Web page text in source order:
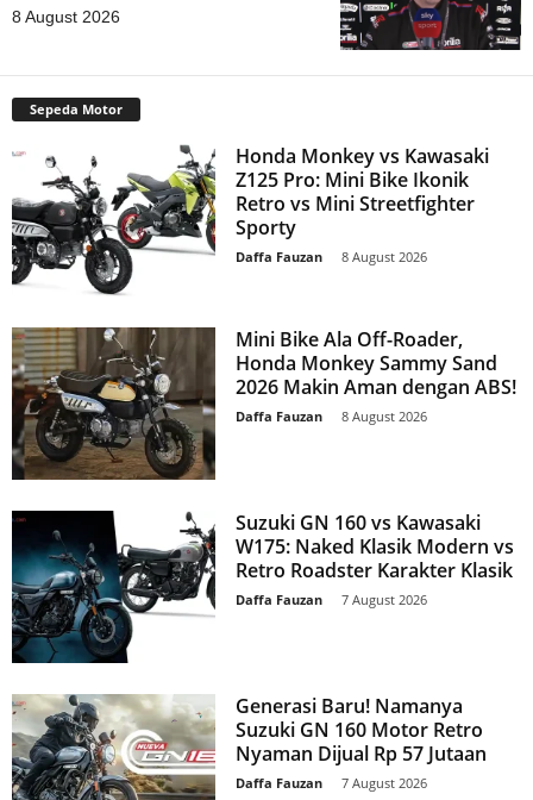
8 August 2026
Sepeda Motor
Honda Monkey vs Kawasaki
Z125 Pro: Mini Bike Ikonik
Retro vs Mini Streetfighter
Sporty
Daffa Fauzan 8 August 2026
Mini Bike Ala Off-Roader,
Honda Monkey Sammy Sand
2026 Makin Aman dengan ABS!
Daffa Fauzan 8 August 2026
Suzuki GN 160 vs Kawasaki
W175: Naked Klasik Modern vs
Retro Roadster Karakter Klasik
Daffa Fauzan 7 August 2026
Generasi Baru! Namanya
Suzuki GN 160 Motor Retro
Nyaman Dijual Rp 57 Jutaan
Daffa Fauzan 7 August 2026